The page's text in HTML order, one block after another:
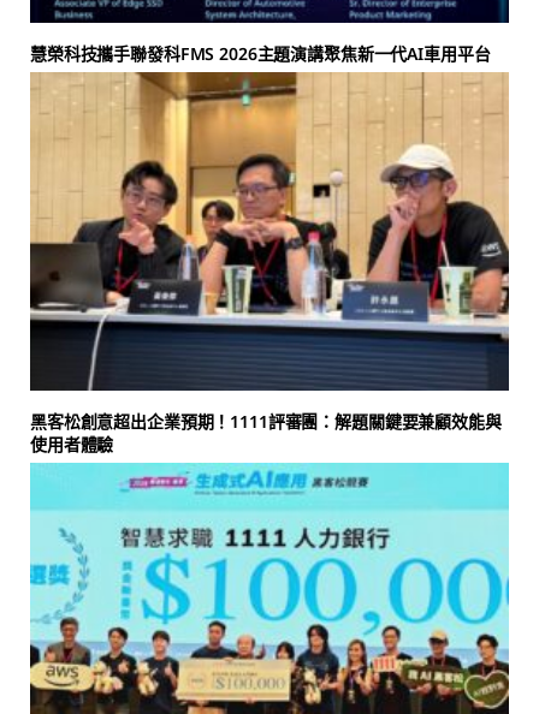
慧榮科技攜手聯發科FMS 2026主題演講聚焦新一代AI車用平台
黑客松創意超出企業預期！1111評審團：解題關鍵要兼顧效能與
使用者體驗